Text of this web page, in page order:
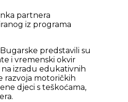
partnera
iz programa
predstavili su
i vremenski okvir
izradu edukativnih
razvoja motoričkih
djeci s teškoćama,